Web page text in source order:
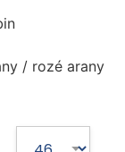
/ rozé arany